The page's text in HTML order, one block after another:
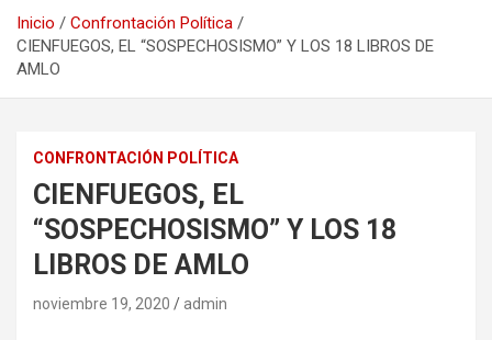
Inicio
Confrontación Política
CIENFUEGOS, EL “SOSPECHOSISMO” Y LOS 18 LIBROS DE
AMLO
CONFRONTACIÓN POLÍTICA
CIENFUEGOS, EL
“SOSPECHOSISMO” Y LOS 18
LIBROS DE AMLO
noviembre 19, 2020 admin